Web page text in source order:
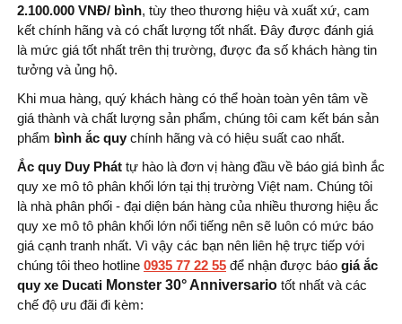
2.100.000 VNĐ/ bình, tùy theo thương hiệu và xuất xứ, cam
kết chính hãng và có chất lượng tốt nhất. Đây được đánh giá
là mức giá tốt nhất trên thị trường, được đa số khách hàng tin
tưởng và ủng hộ.
Khi mua hàng, quý khách hàng có thể hoàn toàn yên tâm về
giá thành và chất lượng sản phẩm, chúng tôi cam kết bán sản
phẩm bình ắc quy chính hãng và có hiệu suất cao nhất.
Ắc quy Duy Phát tự hào là đơn vị hàng đầu về báo giá bình ắc
quy xe mô tô phân khối lớn tại thị trường Việt nam. Chúng tôi
là nhà phân phối - đại diện bán hàng của nhiều thương hiệu ắc
quy xe mô tô phân khối lớn nổi tiếng nên sẽ luôn có mức báo
giá cạnh tranh nhất. Vì vậy các bạn nên liên hệ trực tiếp với
chúng tôi theo hotline 0935 77 22 55 để nhận được báo giá ắc
quy xe Ducati Monster 30° Anniversario tốt nhất và các
chế độ ưu đãi đi kèm: